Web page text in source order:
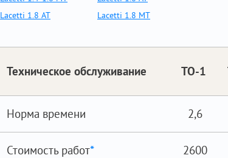
Lacetti 1.8 AT
Lacetti 1.8 MT
Техническое обслуживание ТО-1
Норма времени 2,6
Стоимость работ* 2600